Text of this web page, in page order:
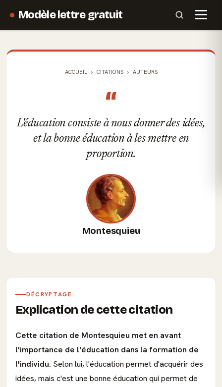
Modèle lettre gratuit
ACCUEIL CITATIONS AUTEURS
“
L'éducation consiste à nous donner des idées,
et la bonne éducation à les mettre en
proportion.
Montesquieu
DÉCRYPTAGE
Explication de cette citation
Cette citation de Montesquieu met en avant
l'importance de l'éducation dans la formation de
l'individu. Selon lui, l'éducation permet d'acquérir des
idées, mais c'est une bonne éducation qui permet de